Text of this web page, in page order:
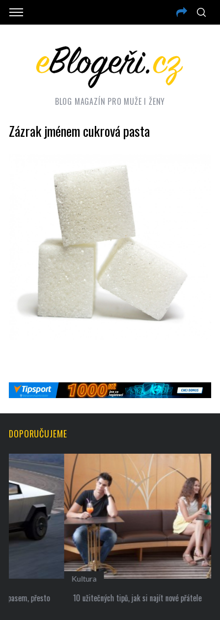
BLOG MAGAZÍN PRO MUŽE I ŽENY
Zázrak jménem cukrová pasta
DOPORUČUJEME
Kultura
10 užitečných tipů, jak si najít nové přátele